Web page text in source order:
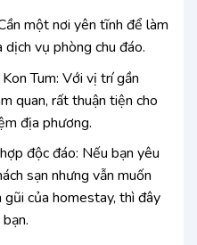
một nơi yên tĩnh để làm
vụ phòng chu đáo.
Tum: Với vị trí gần
quan, rất thuận tiện cho
địa phương.
độc đáo: Nếu bạn yêu
sạn nhưng vẫn muốn
gũi của homestay, thì đây